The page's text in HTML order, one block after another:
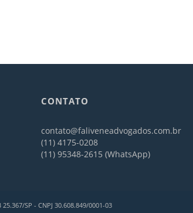
CONTATO
contato@faliveneadvogados.com.br
(11) 4175-0208
(11) 95348-2615 (WhatsApp)
SP - CNPJ 30.608.849/0001-03